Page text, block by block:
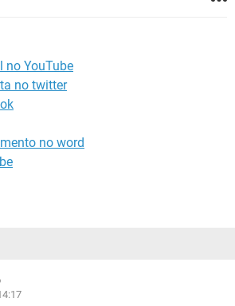
no YouTube
no twitter
no word